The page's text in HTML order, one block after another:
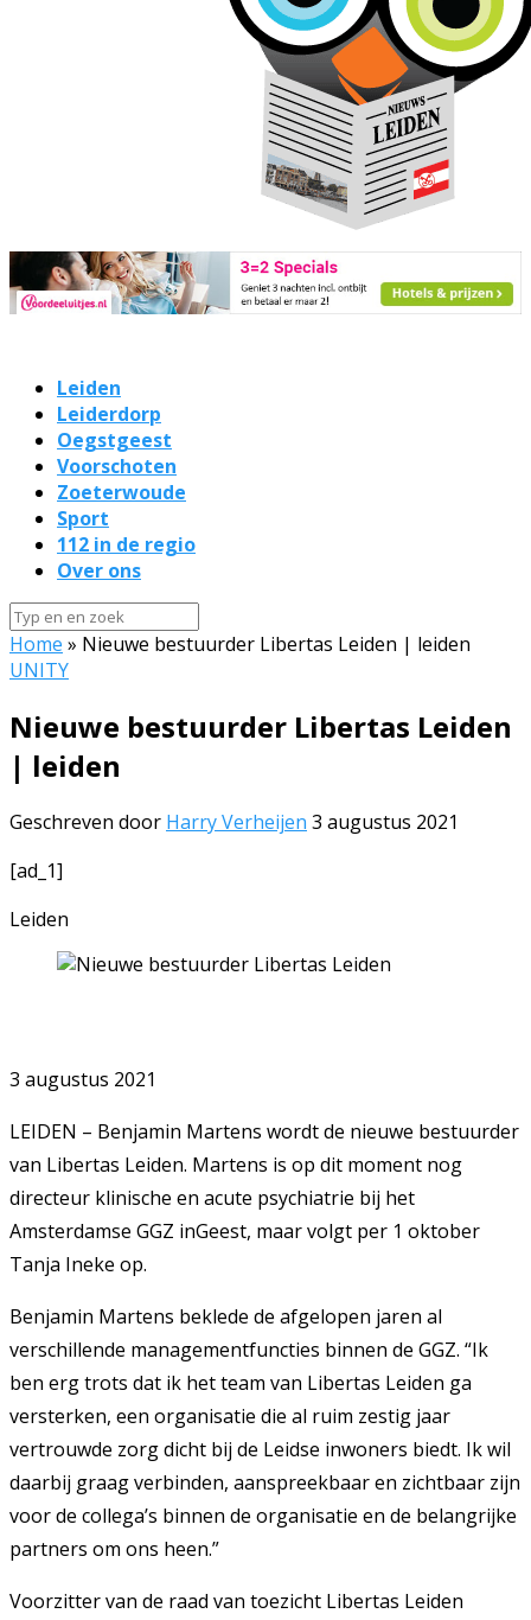
Leiden
Leiderdorp
Oegstgeest
Voorschoten
Zoeterwoude
Sport
112 in de regio
Over ons
Home » Nieuwe bestuurder Libertas Leiden | leiden
UNITY
Nieuwe bestuurder Libertas Leiden
| leiden
Geschreven door Harry Verheijen 3 augustus 2021
[ad_1]
Leiden
3 augustus 2021
LEIDEN – Benjamin Martens wordt de nieuwe bestuurder
van Libertas Leiden. Martens is op dit moment nog
directeur klinische en acute psychiatrie bij het
Amsterdamse GGZ inGeest, maar volgt per 1 oktober
Tanja Ineke op.
Benjamin Martens beklede de afgelopen jaren al
verschillende managementfuncties binnen de GGZ. “Ik
ben erg trots dat ik het team van Libertas Leiden ga
versterken, een organisatie die al ruim zestig jaar
vertrouwde zorg dicht bij de Leidse inwoners biedt. Ik wil
daarbij graag verbinden, aanspreekbaar en zichtbaar zijn
voor de collega’s binnen de organisatie en de belangrijke
partners om ons heen.”
Voorzitter van de raad van toezicht Libertas Leiden